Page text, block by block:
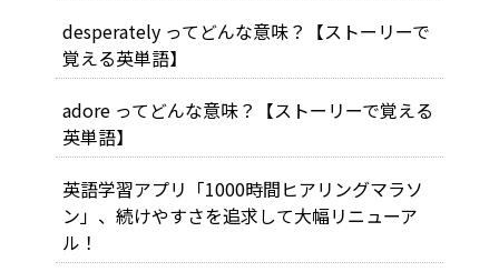
desperately ってどんな意味？【ストーリーで
覚える英単語】
adore ってどんな意味？【ストーリーで覚える
英単語】
英語学習アプリ「1000時間ヒアリングマラソ
ン」、続けやすさを追求して大幅リニューア
ル！